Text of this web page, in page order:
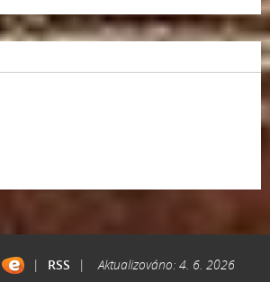
| RSS |
Aktualizováno: 4. 6. 2026